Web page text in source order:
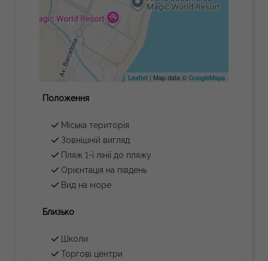
Leaflet| Map data ©GoogleMaps
Положення
Міська територія
Зовнішній вигляд
Пляж 1-ї лінії до пляжу
Орієнтація на південь
Вид на море
Близько
Школи
Торгові центри